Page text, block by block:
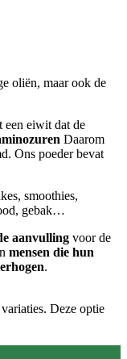
oliën, maar ook de
een eiwit dat de
Daarom
Ons poeder bevat
smoothies,
gebak…
aanvulling voor de
mensen die hun
.
Deze optie